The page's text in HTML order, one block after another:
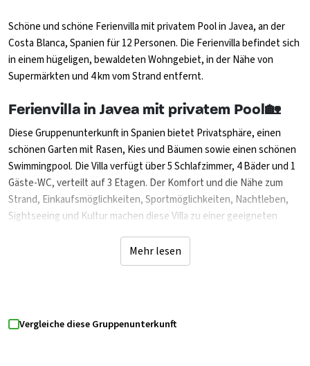
Schöne und schöne Ferienvilla mit privatem Pool in Javea, an der
Costa Blanca, Spanien für 12 Personen. Die Ferienvilla befindet sich
in einem hügeligen, bewaldeten Wohngebiet, in der Nähe von
Supermärkten und 4 km vom Strand entfernt.
Ferienvilla in Javea mit privatem Pool🏡
Diese Gruppenunterkunft in Spanien bietet Privatsphäre, einen
schönen Garten mit Rasen, Kies und Bäumen sowie einen schönen
Swimmingpool. Die Villa verfügt über 5 Schlafzimmer, 4 Bäder und 1
Gäste-WC, verteilt auf 3 Etagen. Der Komfort und die Nähe zum
Strand, Einkaufsmöglichkeiten, Sportmöglichkeiten, Nachtleben,
Sightseeing und Kultur machen diese Villa zu einer geeigneten
Abenteuer. Besuchen Sie historische Stätten wie San Bartolomé,
Mehr lesen
Vergleiche diese Gruppenunterkunft